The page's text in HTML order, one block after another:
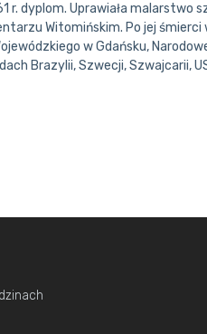
r. dyplom. Uprawiała
Witomińskim. Po jej
w Gdańsku,
Brazylii, Szwecji, Szwajcarii,